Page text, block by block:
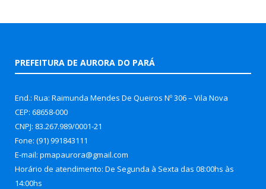
PREFEITURA DE AURORA DO PARÁ
End.: Rua: Raimunda Mendes De Queiros Nº 306 – Vila Nova
CEP: 68658-000
CNPJ: 83.267.989/0001-21
Fone: (91) 991843111
E-mail: pmapaurora@gmail.com
Horário de atendimento: De Segunda à Sexta das 08:00hs às
14:00hs